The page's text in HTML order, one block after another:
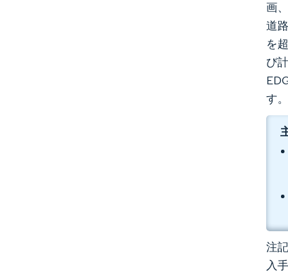
画
道
を
び
す。
注
入